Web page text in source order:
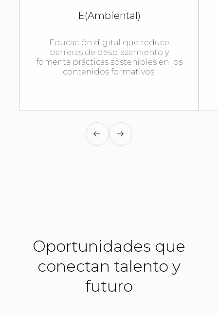
E(Ambiental)
Educación digital que reduce
barreras de desplazamiento y
fomenta prácticas sostenibles en los
contenidos formativos.
Oportunidades que
conectan talento y
futuro